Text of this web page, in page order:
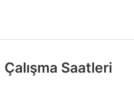
Çalışma Saatleri